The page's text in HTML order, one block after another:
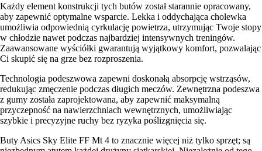
Każdy element konstrukcji tych butów został starannie opracowany,
aby zapewnić optymalne wsparcie. Lekka i oddychająca cholewka
umożliwia odpowiednią cyrkulację powietrza, utrzymując Twoje stopy
w chłodzie nawet podczas najbardziej intensywnych treningów.
Zaawansowane wyściółki gwarantują wyjątkowy komfort, pozwalając
Ci skupić się na grze bez rozproszenia.
Technologia podeszwowa zapewni doskonałą absorpcję wstrząsów,
redukując zmęczenie podczas długich meczów. Zewnętrzna podeszwa
z gumy została zaprojektowana, aby zapewnić maksymalną
przyczepność na nawierzchniach wewnętrznych, umożliwiając
szybkie i precyzyjne ruchy bez ryzyka poślizgnięcia się.
Buty Asics Sky Elite FF Mt 4 to znacznie więcej niż tylko sprzęt; są